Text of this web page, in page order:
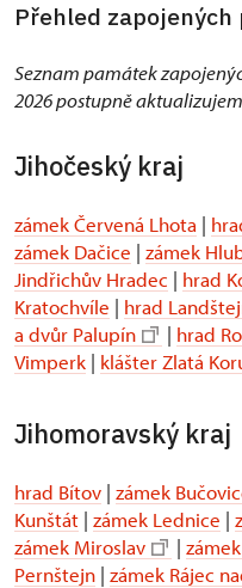
Přehled
Seznam památek
2026 postupně
Jihočeský kraj
zámek Červená Lhota |
zámek Dačice | zámek
Jindřichův Hradec | hrad
Kratochvíle | hrad
a dvůr Palupín
| hrad
Vimperk | klášter Zlatá
Jihomoravský kraj
hrad Bítov | zámek
Kunštát | zámek Lednice |
zámek Miroslav
|
Pernštejn | zámek Rájec